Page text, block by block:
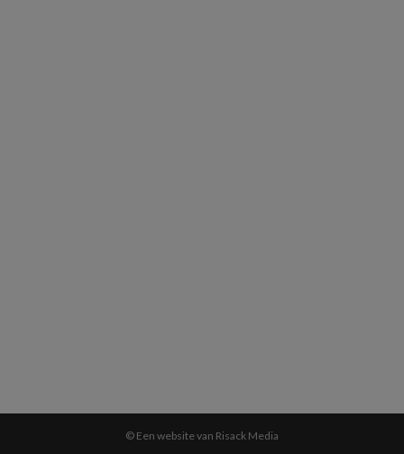
© Een website van Risack Media